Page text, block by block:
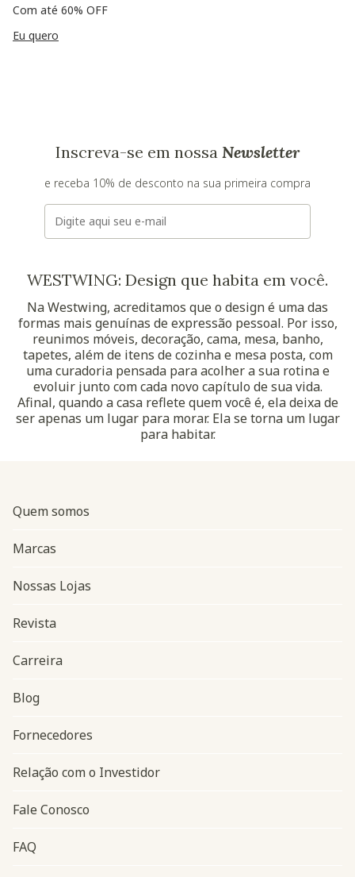
Com até 60% OFF
Eu quero
Inscreva-se em nossa Newsletter
e receba 10% de desconto na sua primeira compra
E-mail
WESTWING: Design que habita em você.
Na Westwing, acreditamos que o design é uma das
formas mais genuínas de expressão pessoal. Por isso,
reunimos móveis, decoração, cama, mesa, banho,
tapetes, além de itens de cozinha e mesa posta, com
uma curadoria pensada para acolher a sua rotina e
evoluir junto com cada novo capítulo de sua vida.
Afinal, quando a casa reflete quem você é, ela deixa de
ser apenas um lugar para morar. Ela se torna um lugar
para habitar.
Navegação do rodapé
Quem somos
Marcas
Nossas Lojas
Revista
Carreira
Blog
Fornecedores
Relação com o Investidor
Fale Conosco
FAQ